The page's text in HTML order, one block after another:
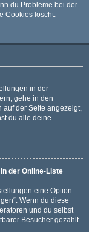
du Probleme bei der
Cookies löscht.
in der
gehe in den
auf der Seite angezeigt,
du alle deine
der Online-Liste
eine Option
Wenn du diese
und du selbst
Besucher gezählt.